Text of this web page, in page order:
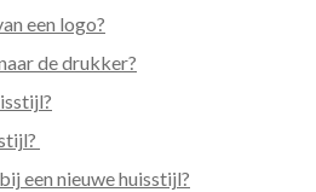
een logo?
de drukker?
een nieuwe huisstijl?